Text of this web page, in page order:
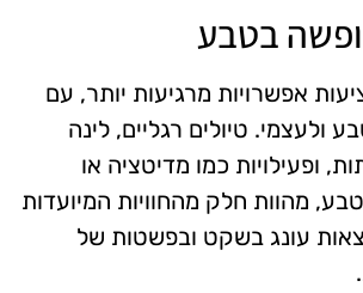
בטבע
אפשרויות מרגיעות יותר, עם
ולעצמי. טיולים רגליים, לינה
ופעילויות כמו מדיטציה או
מהוות חלק מהחוויות המיועדות
עונג בשקט ובפשטות של